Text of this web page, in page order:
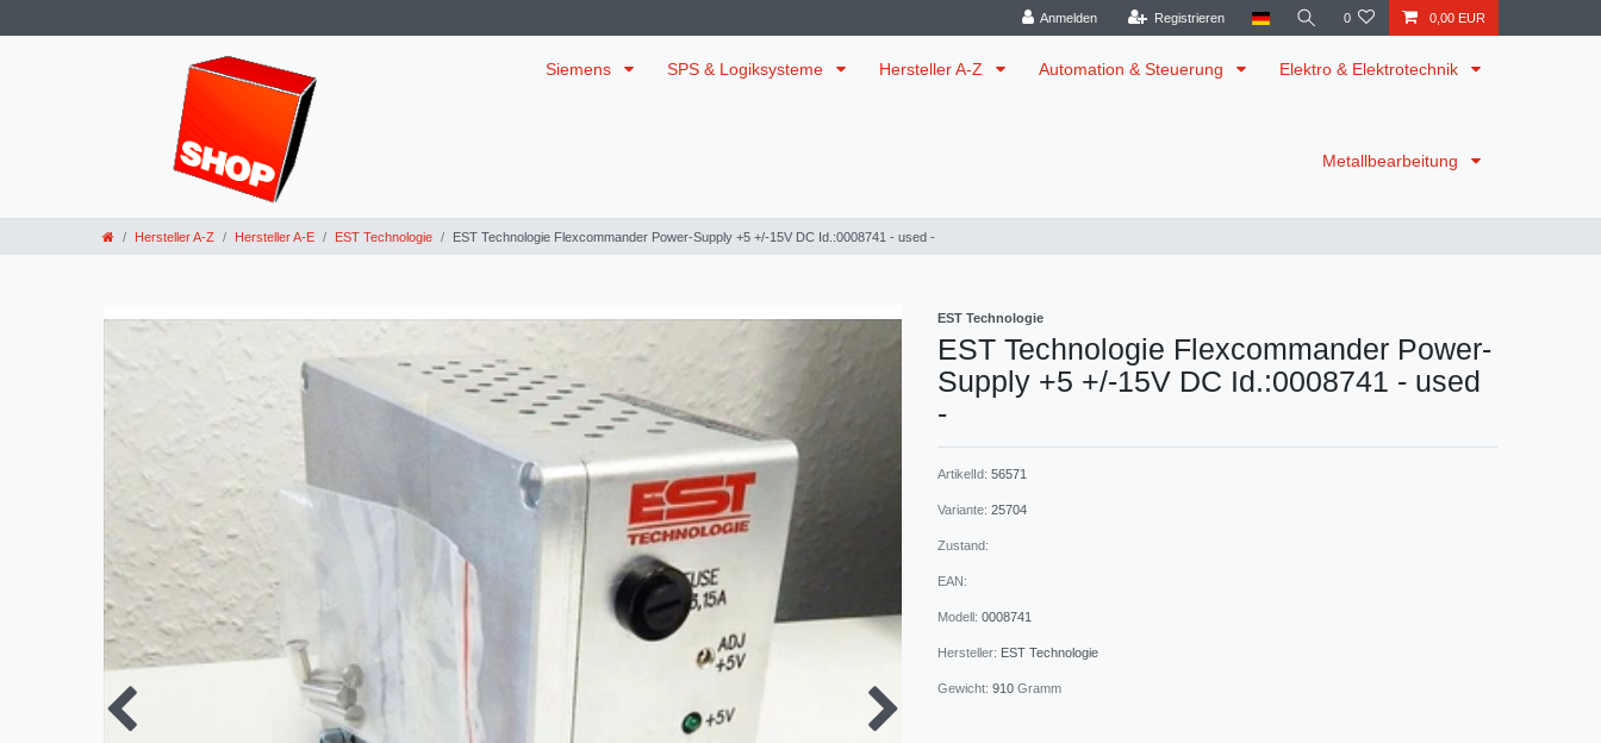
Anmelden Registrieren 0 0,00 EUR
Siemens SPS & Logiksysteme Hersteller A-Z Automation & Steuerung Elektro & Elektrotechnik
Metallbearbeitung
Hersteller A-Z Hersteller A-E EST Technologie EST Technologie Flexcommander Power-Supply +5 +/-15V DC Id.:0008741 - used -
EST Technologie
EST Technologie Flexcommander Power-
Supply +5 +/-15V DC Id.:0008741 - used
-
ArtikelId: 56571
Variante: 25704
Zustand:
EAN:
Modell: 0008741
Hersteller: EST Technologie
Gewicht: 910 Gramm